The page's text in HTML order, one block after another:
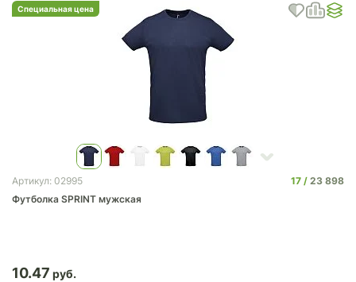
Специальная цена
Артикул: 02995 17
23 898
Футболка SPRINT мужская
10.47